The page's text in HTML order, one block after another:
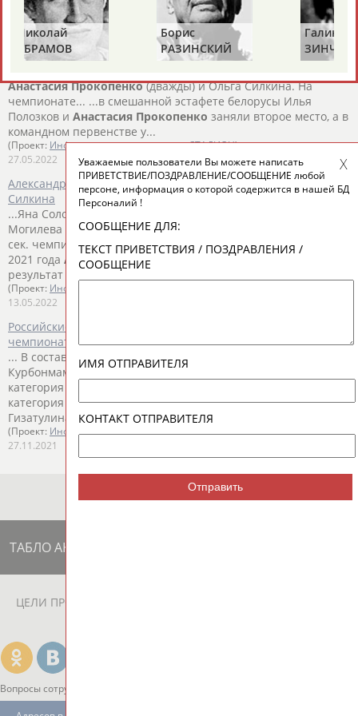
30.07.2022
Александр Любимов: Приз Павла Леднева переехал в
Москву
Анастасия Прокопенко(дважды) и Ольга Силкина. На
чемпионате... ...в смешанной эстафете белорусы Илья
Полозков и Анастасия Прокопенко заняли второе место, а в
командном первенстве у...
(Проект: Информационное агентство СТАДИОН)
27.05.2022
Александр Любимов: В Минске побеждает хозяйка Ольга
Силкина
...Яна Соловьева из России, и далее представительница
Могилева
АнастасияМалашенока. Стартовавшая спустя 74
сек. чемпионка... ...спустя 74 сек. чемпионка мира 2018 и
2021 года Анастасия Прокопенко
показала лучший
результат в лазер - ране, но в...
(Проект: Информационное агентство СТАДИОН
13.05.2022
Российские дзюдоисты завоевали бронзу командного
чемпионата Европы в Уфе
... В составе российской команды выступалиДарья
Курбонмамадова, Анастасия Конкина (обе - весовая
категория до 57 килограммов),... ...Конкина (обе - весовая
категория до 57 килограммов), АленаПрокопенко, Дина
Гизатулина (обе - до 70 кг), Анна Гущина,...
(Проект: Информационное агентство СТАДИОН)
27.11.2021
ТАБЛО АКТИВНОСТИ
ЦЕЛИ ПРОЕКТА
Вопросы сотрудничества и совместной деятельности
Борис
РАЗИНСКИЙ
Галина
ЗИНЧЕНКО
Уважаемые пользователи Вы можете написать
ПРИВЕТСТВИЕ/ПОЗДРАВЛЕНИЕ/СООБЩЕНИЕ любой
персоне, информация о которой содержится в нашей БД
Персоналий !
СООБЩЕНИЕ ДЛЯ:
ТЕКСТ ПРИВЕТСТВИЯ / ПОЗДРАВЛЕНИЯ /
СООБЩЕНИЕ
ИМЯ ОТПРАВИТЕЛЯ
КОНТАКТ ОТПРАВИТЕЛЯ
Отправить